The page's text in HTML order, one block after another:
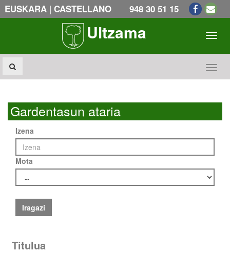
EUSKARA | CASTELLANO 948 30 51 15
Ultzama
Gardentasun ataria
Izena
Mota
Iragazi
Titulua